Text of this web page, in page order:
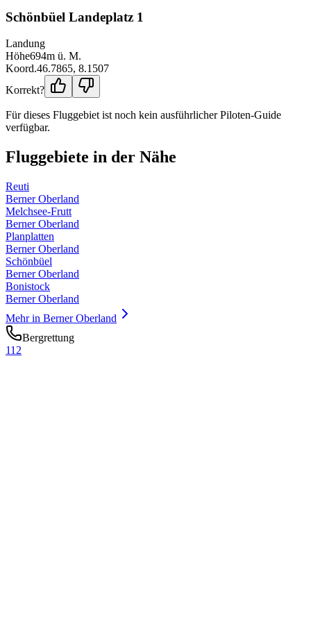
Schönbüel Landeplatz 1
Landung
Höhe694m ü. M.
Koord.46.7865, 8.1507
Korrekt?
Für dieses Fluggebiet ist noch kein ausführlicher Piloten-Guide
verfügbar.
Fluggebiete in der Nähe
Reuti
Berner Oberland
Melchsee-Frutt
Berner Oberland
Planplatten
Berner Oberland
Schönbüel
Berner Oberland
Bonistock
Berner Oberland
Mehr in Berner Oberland
Bergrettung
112